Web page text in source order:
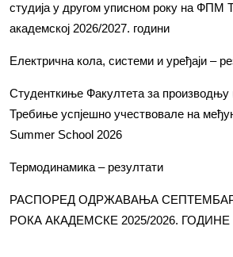
студија у другом уписном року на ФПМ
академској 2026/2027. години
Електрична кола, системи и уређаји –
Студенткиње Факултета за производњу
Требиње успјешно учествовале на
Summer School 2026
Термодинамика – резултати
РАСПОРЕД ОДРЖАВАЊА
РОКА АКАДЕМСКЕ 2025/2026. ГОДИНЕ